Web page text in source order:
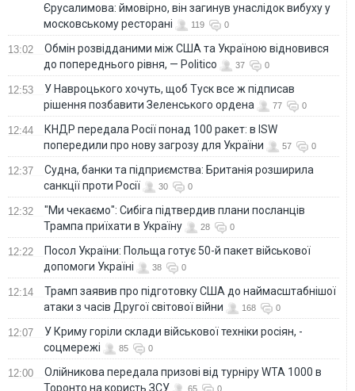
Єрусалимова: ймовірно, він загинув унаслідок вибуху у
московському ресторані
119 0
13:02
Обмін розвідданими між США та Україною відновився
до попереднього рівня, — Politico
37 0
12:53
У Навроцького хочуть, щоб Туск все ж підписав
рішення позбавити Зеленського ордена
77 0
12:44
КНДР передала Росії понад 100 ракет: в ISW
попередили про нову загрозу для України
57 0
12:37
Судна, банки та підприємства: Британія розширила
санкції проти Росії
30 0
12:32
"Ми чекаємо": Сибіга підтвердив плани посланців
Трампа приїхати в Україну
28 0
12:22
Посол України: Польща готує 50-й пакет військової
допомоги Україні
38 0
12:14
Трамп заявив про підготовку США до наймасштабнішої
атаки з часів Другої світової війни
168 0
12:07
У Криму горіли склади військової техніки росіян, -
соцмережі
85 0
12:00
Олійникова передала призові від турніру WTA 1000 в
Торонто на користь ЗСУ
65 0